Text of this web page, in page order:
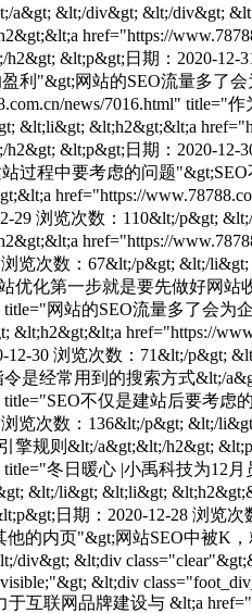
&lt;/div&gt; &lt;/div&gt;
href="https://
&lt;p&gt;日期：2020-12-
利"&gt;网站的SEO流量多了
news/7016.html"
&lt;li&gt; &lt;h2&gt;&lt;a
&lt;p&gt;日期：2020-12-
过程中要考虑的问题
href="https://
浏览次数：110&lt;/p&gt;
href="https://
览次数：67&lt;/p&gt; &lt;/
优化第一步就是要先做好网
title="网站的SEO流量多了
href="https://
30 浏览次数：71&lt;/p&gt;
是经常用到的搜索方式&lt;/
title="SEO不仅是建站后要
览次数：136&lt;/p&gt; &lt;/
规则&lt;/a&gt;&lt;/h2&gt;
title="冬日暖心 |小禹科技为
&lt;/li&gt; &lt;li&gt;
日期：2020-12-28 浏览
的内页"&gt;网站SEO中被K
div&gt; &lt;div
&lt;div
互联网品牌建设与 &lt;a